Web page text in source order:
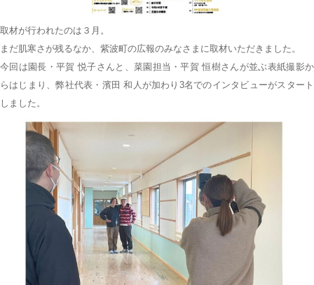
取材が行われたのは３月。
まだ肌寒さが残るなか、紫波町の広報のみなさまに取材いただきました。
今回は園長・平賀 悦子さんと、菜園担当・平賀 恒樹さんが並ぶ表紙撮影か
らはじまり、弊社代表・濱田 和人が加わり3名でのインタビューがスタート
しました。